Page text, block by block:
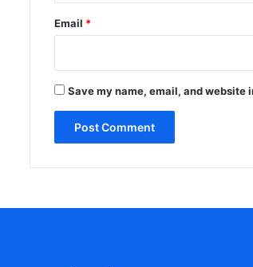
Email *
Save my name, email, and website